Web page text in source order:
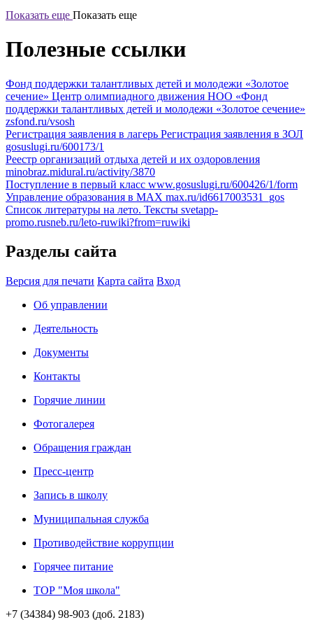
Показать еще Показать еще
Полезные ссылки
Фонд поддержки талантливых детей и молодежи «Золотое
сечение» Центр олимпиадного движения НОО «Фонд
поддержки талантливых детей и молодежи «Золотое сечение»
zsfond.ru/vsosh
Регистрация заявления в лагерь Регистрация заявления в ЗОЛ
gosuslugi.ru/600173/1
Реестр организаций отдыха детей и их оздоровления
minobraz.midural.ru/activity/3870
Поступление в первый класс www.gosuslugi.ru/600426/1/form
Управление образования в МАХ max.ru/id6617003531_gos
Список литературы на лето. Тексты svetapp-
promo.rusneb.ru/leto-ruwiki?from=ruwiki
Разделы сайта
Версия для печати Карта сайта Вход
Об управлении
Деятельность
Документы
Контакты
Горячие линии
Фотогалерея
Обращения граждан
Пресс-центр
Запись в школу
Муниципальная служба
Противодействие коррупции
Горячее питание
ТОР "Моя школа"
+7 (34384) 98-903 (доб. 2183)